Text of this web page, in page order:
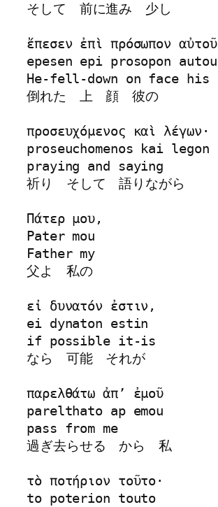
そして　前に進み　少し
ἔπεσεν ἐπὶ πρόσωπον αὐτοῦ
epesen epi prosopon autou
He-fell-down on face his
倒れた　上　顔　彼の
προσευχόμενος καὶ λέγων·
proseuchomenos kai legon
praying and saying
祈り　そして　語りながら
Πάτερ μου,
Pater mou
Father my
父よ　私の
εἰ δυνατόν ἐστιν,
ei dynaton estin
if possible it-is
なら　可能　それが
παρελθάτω ἀπʼ ἐμοῦ
parelthato ap emou
pass from me
過ぎ去らせる　から　私
τὸ ποτήριον τοῦτο·
to poterion touto